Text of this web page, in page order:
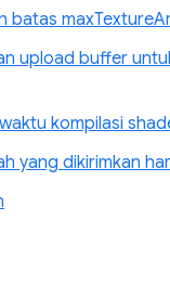
batas
upload buffer
kompilasi
yang dikirimkan